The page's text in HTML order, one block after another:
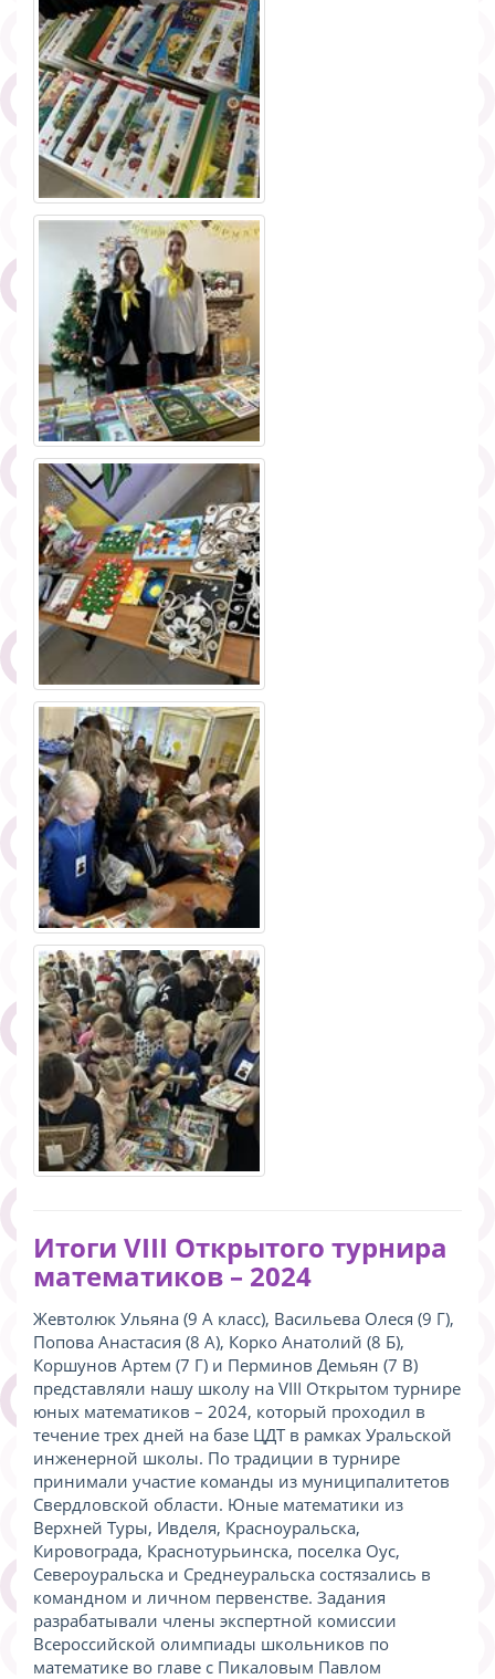
Итоги VIII Открытого турнира
математиков – 2024
Жевтолюк Ульяна (9 А класс), Васильева Олеся (9 Г),
Попова Анастасия (8 А), Корко Анатолий (8 Б),
Коршунов Артем (7 Г) и Перминов Демьян (7 В)
представляли нашу школу на VIII Открытом турнире
юных математиков – 2024, который проходил в
течение трех дней на базе ЦДТ в рамках Уральской
инженерной школы. По традиции в турнире
принимали участие команды из муниципалитетов
Свердловской области. Юные математики из
Верхней Туры, Ивделя, Красноуральска,
Кировограда, Краснотурьинска, поселка Оус,
Североуральска и Среднеуральска состязались в
командном и личном первенстве. Задания
разрабатывали члены экспертной комиссии
Всероссийской олимпиады школьников по
математике во главе с Пикаловым Павлом